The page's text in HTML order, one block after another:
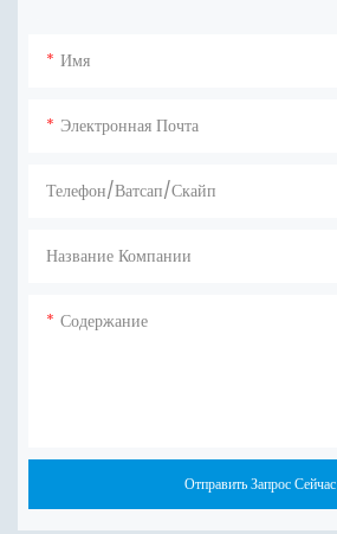
Имя
Электронная Почта
Телефон/ватсап/скайп
Название Компании
Содержание
Отправить Запрос Сейчас